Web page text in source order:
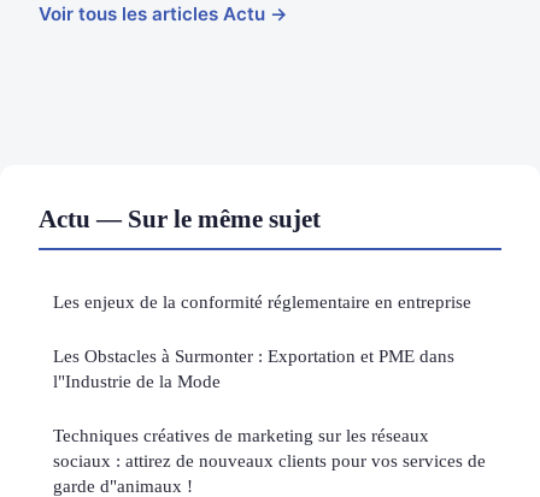
Voir tous les articles Actu →
Actu — Sur le même sujet
Les enjeux de la conformité réglementaire en entreprise
Les Obstacles à Surmonter : Exportation et PME dans
l"Industrie de la Mode
Techniques créatives de marketing sur les réseaux
sociaux : attirez de nouveaux clients pour vos services de
garde d"animaux !